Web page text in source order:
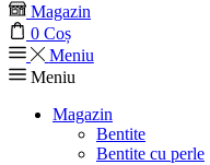
Magazin
0 Coș
Meniu
Meniu
Magazin
Bentite
Bentite cu perle